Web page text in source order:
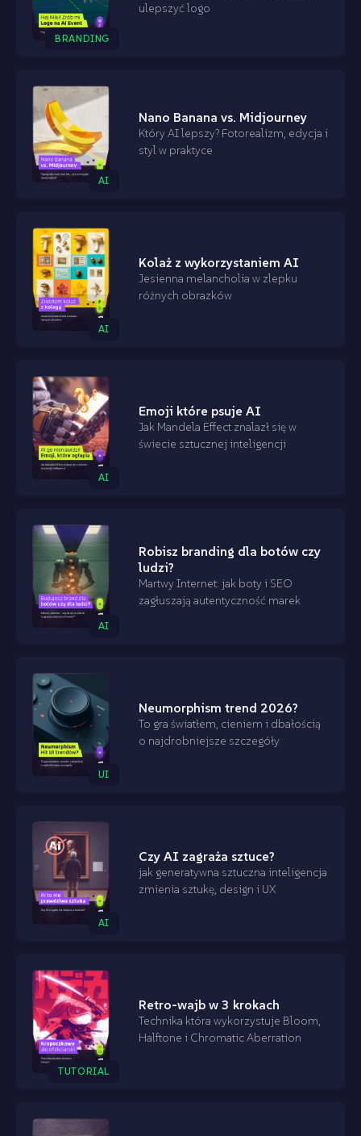
BRANDING
ulepszyć logo
AI
Nano Banana vs. Midjourney
Który AI lepszy? Fotorealizm, edycja i
styl w praktyce
AI
Kolaż z wykorzystaniem AI
Jesienna melancholia w zlepku
różnych obrazków
AI
Emoji które psuje AI
Jak Mandela Effect znalazł się w
świecie sztucznej inteligencji
AI
Robisz branding dla botów czy
ludzi?
Martwy Internet: jak boty i SEO
zagłuszają autentyczność marek
UI
Neumorphism trend 2026?
To gra światłem, cieniem i dbałością
o najdrobniejsze szczegóły
AI
Czy AI zagraża sztuce?
jak generatywna sztuczna inteligencja
zmienia sztukę, design i UX
TUTORIAL
Retro-wajb w 3 krokach
Technika która wykorzystuje Bloom,
Halftone i Chromatic Aberration